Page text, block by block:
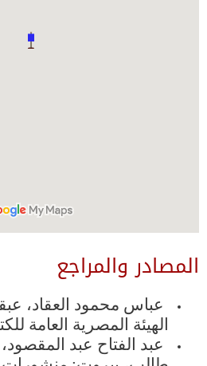
المصادر والمراجع
عباس محمود العقاد،
الهيئة المصرية العامة
عبد الفتاح عبد